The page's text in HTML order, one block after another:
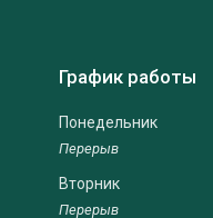
График работы
Понедельник
Вторник